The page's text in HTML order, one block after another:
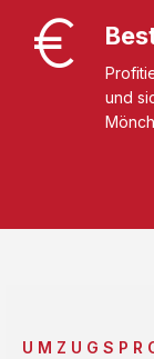
und